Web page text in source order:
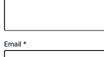
Email *